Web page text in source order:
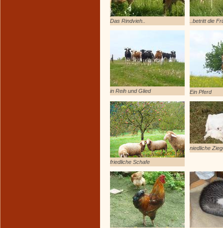
Das Rindvieh.. ..betritt die
in Reih und Glied Ein Pferd
friedliche Schafe
niedliche